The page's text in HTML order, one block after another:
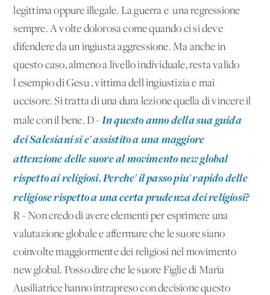
legittima oppure illegale. La guerra e' una regressione
sempre. A volte dolorosa come quando ci si deve
difendere da un ingiusta aggressione. Ma anche in
questo caso, almeno a livello individuale, resta valido
l'esempio di Gesu', vittima dell'ingiustizia e mai
uccisore. Si tratta di una dura lezione quella di vincere il
male con il bene. D - In questo anno della sua guida
dei Salesiani si e' assistito a una maggiore
attenzione delle suore al movimento new global
rispetto ai religiosi. Perche' il passo piu' rapido delle
religiose rispetto a una certa prudenza dei religiosi?
R - Non credo di avere elementi per esprimere una
valutazione globale e affermare che le suore siano
coinvolte maggiormente dei religiosi nel movimento
new global. Posso dire che le suore Figlie di Maria
Ausiliatrice hanno intrapreso con decisione questo